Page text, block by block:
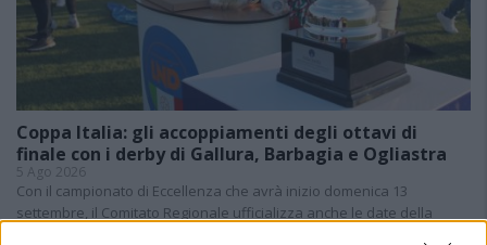
Coppa Italia: gli accoppiamenti degli ottavi di
finale con i derby di Gallura, Barbagia e Ogliastra
5 Ago 2026
Con il campionato di Eccellenza che avrà inizio domenica 13
settembre, il Comitato Regionale ufficializza anche le date della